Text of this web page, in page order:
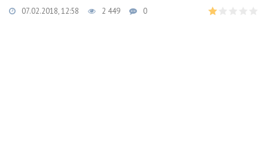
07.02.2018, 12:58 2 449 0